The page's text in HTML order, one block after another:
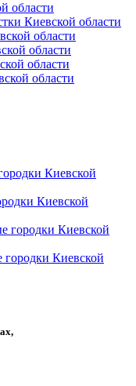
области
Киевской области
области
области
области
области
Киевской
Киевской
городки Киевской
Киевской